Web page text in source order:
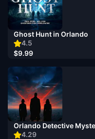
4.5
Ghost Hunt in Orlando
$9.99
4.29
Orlando Detective